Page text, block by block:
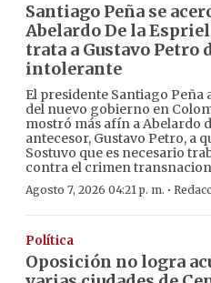
Santiago Peña se
Abelardo De la
trata a Gustavo Petro
intolerante
El presidente Santiago Peña
del nuevo gobierno en
mostró más afín a Abelardo
antecesor, Gustavo Petro, a
Sostuvo que es necesario
contra el crimen
Agosto 7, 2026 04:21 p. m. ·
Política
Oposición no logra